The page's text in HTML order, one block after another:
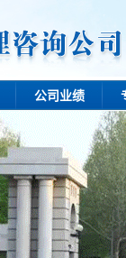
公司业绩